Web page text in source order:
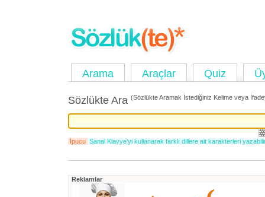
Arama Araçlar Quiz
Sözlükte Ara (Sözlükte Aramak İstediğiniz Kelime veya
İpucu Sanal Klavye'yi kullanarak farklı dillere ait karakterleri
Reklamlar